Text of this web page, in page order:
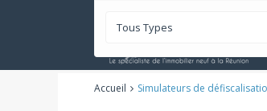
Tous Types
Accueil Simulateurs de